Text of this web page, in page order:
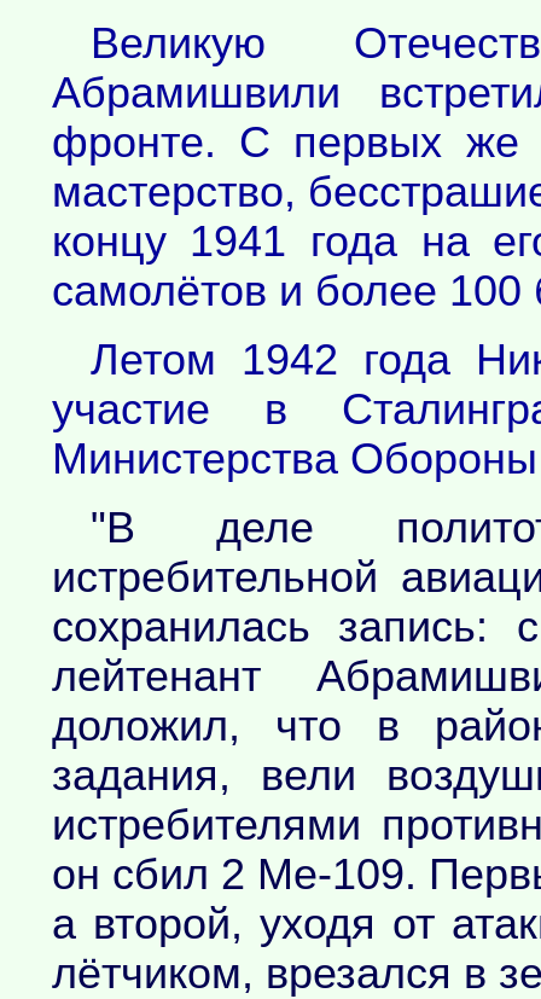
Великую
Абрамишвили
фронте. С первых же
мастерство,
концу 1941 года на
самолётов и более
Летом 1942 года
участие в
Министерства
"В деле
истребительной
сохранилась запись:
лейтенант
доложил, что в
задания, вели
истребителями
он сбил 2 Ме-109.
а второй, уходя от
лётчиком, врезался в